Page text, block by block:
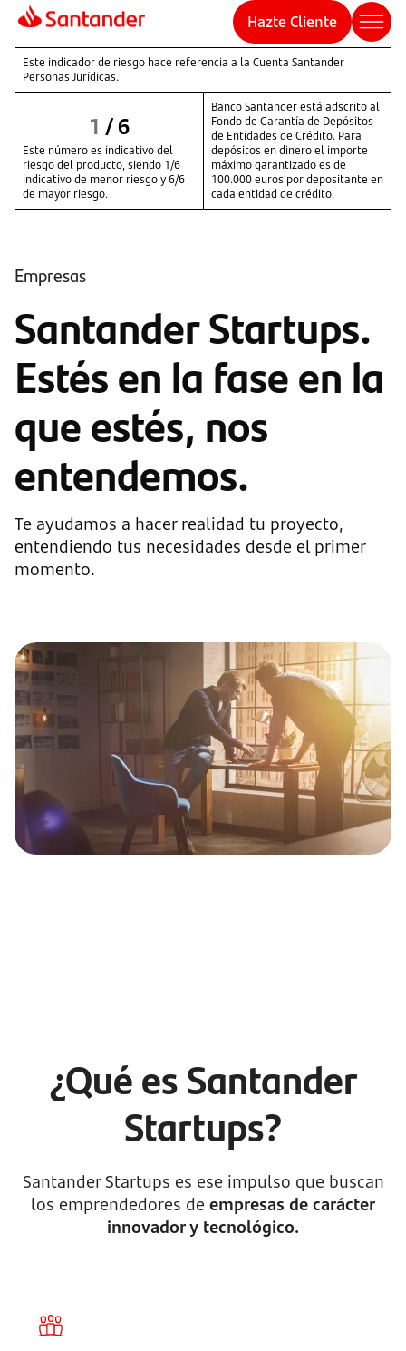
Hazte Cliente
Este indicador de riesgo hace referencia a la Cuenta Santander
Personas Jurídicas.
1 /6
Este número es indicativo del
riesgo del producto, siendo 1/6
indicativo de menor riesgo y 6/6
de mayor riesgo.
Banco Santander está adscrito al
Fondo de Garantía de Depósitos
de Entidades de Crédito. Para
depósitos en dinero el importe
máximo garantizado es de
100.000 euros por depositante en
cada entidad de crédito.
Empresas
Santander Startups.
Estés en la fase en la
que estés, nos
entendemos.
Te ayudamos a hacer realidad tu proyecto,
entendiendo tus necesidades desde el primer
momento.
¿Qué es Santander
Startups?
Santander Startups es ese impulso que buscan
los emprendedores de empresas de carácter
innovador y tecnológico.